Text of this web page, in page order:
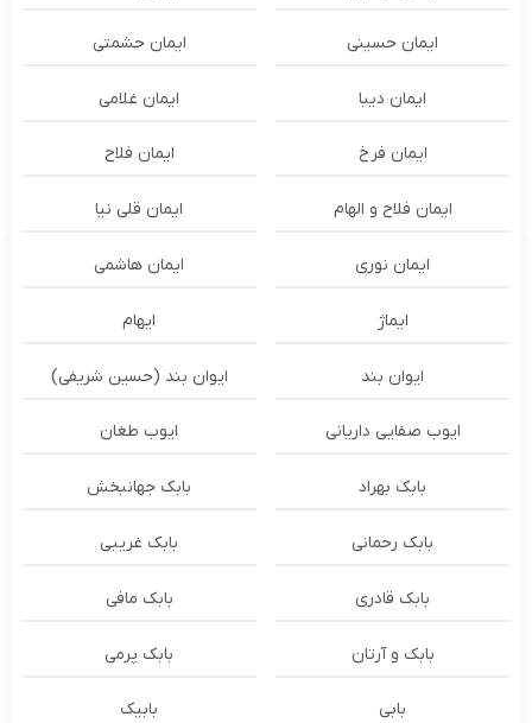
ایمان حسینی ایمان حشمتی
ایمان دیبا ایمان غلامی
ایمان فرخ ایمان فلاح
ایمان فلاح و الهام ایمان قلی نیا
ایمان نوری ایمان هاشمی
ایماژ ایهام
ایوان بند ایوان بند (حسین شریفی)
ایوب صفایی داریانی ایوب طغان
بابک بهراد بابک جهانبخش
بابک رحمانی بابک غریبی
بابک قادری بابک مافی
بابک و آرتان بابک پرمی
بابی بابیک